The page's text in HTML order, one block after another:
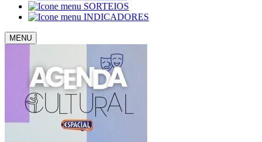
SORTEIOS
INDICADORES
MENU